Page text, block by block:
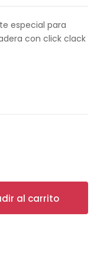
especial para
con click clack
al carrito